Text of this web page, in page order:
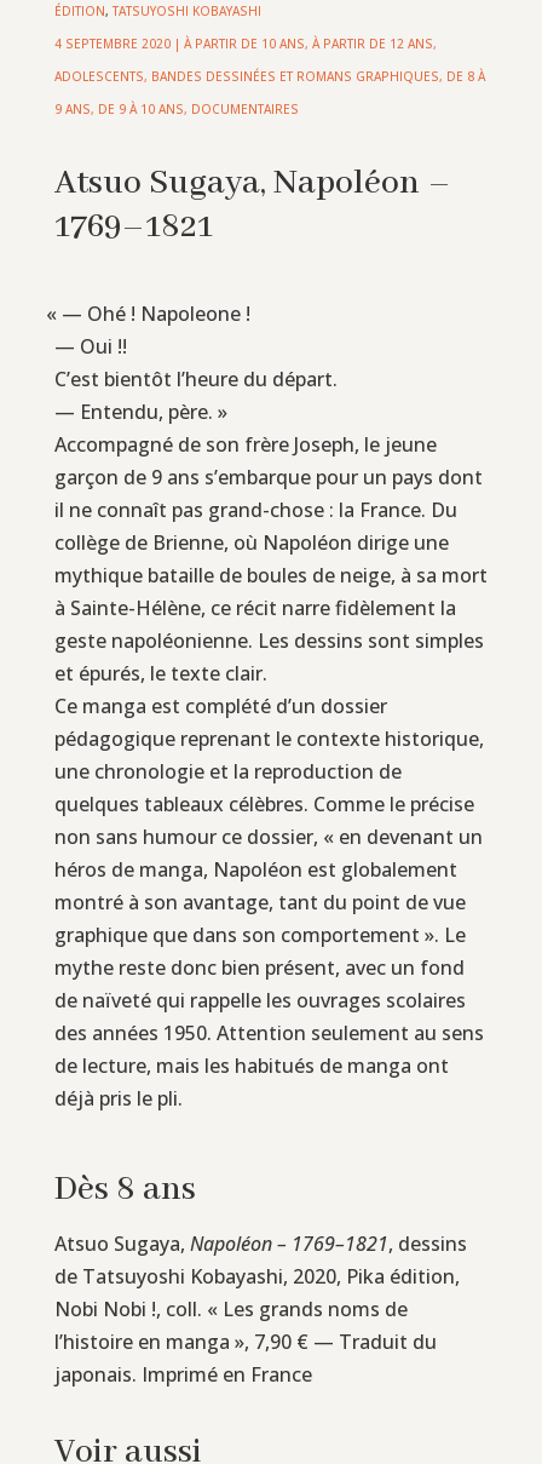
ÉDITION,TATSUYOSHI KOBAYASHI
4 SEPTEMBRE 2020| À PARTIR DE 10 ANS, À PARTIR DE 12 ANS,
ADOLESCENTS, BANDES DESSINÉES ET ROMANS GRAPHIQUES, DE 8 À
9 ANS, DE 9 À 10 ANS, DOCUMENTAIRES
Atsuo Sugaya, Napoléon –
1769–1821
« — Ohé ! Napoleone !
— Oui !!
C’est bientôt l’heure du départ.
— Entendu, père. »
Accompagné de son frère Joseph, le jeune
garçon de 9 ans s’embarque pour un pays dont
il ne connaît pas grand-chose : la France. Du
collège de Brienne, où Napoléon dirige une
mythique bataille de boules de neige, à sa mort
à Sainte-Hélène, ce récit narre fidèlement la
geste napoléonienne. Les dessins sont simples
et épurés, le texte clair.
Ce manga est complété d’un dossier
pédagogique reprenant le contexte historique,
une chronologie et la reproduction de
quelques tableaux célèbres. Comme le précise
non sans humour ce dossier, « en devenant un
héros de manga, Napoléon est globalement
montré à son avantage, tant du point de vue
graphique que dans son comportement ». Le
mythe reste donc bien présent, avec un fond
de naïveté qui rappelle les ouvrages scolaires
des années 1950. Attention seulement au sens
de lecture, mais les habitués de manga ont
déjà pris le pli.
Dès 8 ans
Atsuo Sugaya, Napoléon – 1769–1821, dessins
de Tatsuyoshi Kobayashi, 2020, Pika édition,
Nobi Nobi !, coll. « Les grands noms de
l’histoire en manga », 7,90 € — Traduit du
japonais. Imprimé en France
Voir aussi